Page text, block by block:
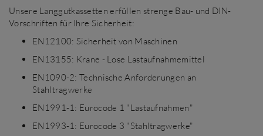
Unsere Langgutkassetten erfüllen strenge Bau- und DIN-
Vorschriften für Ihre Sicherheit:
EN12100: Sicherheit von Maschinen
EN13155: Krane - Lose Lastaufnahmemittel
EN1090-2: Technische Anforderungen an
Stahltragwerke
EN1991-1: Eurocode 1 "Lastaufnahmen"
EN1993-1: Eurocode 3 "Stahltragwerke"